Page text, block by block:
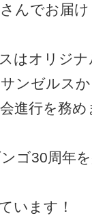
んでお届
はオリジ
ンゼルス
進行を務め
ゴ30周年
います！